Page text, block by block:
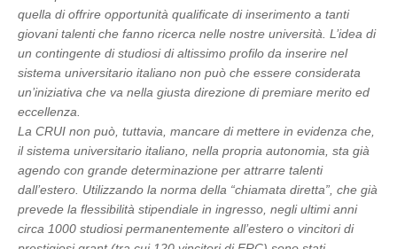
quella di offrire opportunità qualificate di inserimento a tanti
giovani talenti che fanno ricerca nelle nostre università. L’idea di
un contingente di studiosi di altissimo profilo da inserire nel
sistema universitario italiano non può che essere considerata
un’iniziativa che va nella giusta direzione di premiare merito ed
eccellenza.
La CRUI non può, tuttavia, mancare di mettere in evidenza che,
il sistema universitario italiano, nella propria autonomia, sta già
agendo con grande determinazione per attrarre talenti
dall’estero. Utilizzando la norma della “chiamata diretta”, che già
prevede la flessibilità stipendiale in ingresso, negli ultimi anni
circa 1000 studiosi permanentemente all’estero o vincitori di